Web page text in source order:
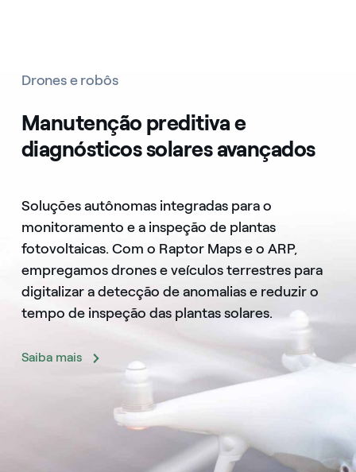
Drones e robôs
Manutenção preditiva e
diagnósticos solares avançados
Soluções autônomas integradas para o
monitoramento e a inspeção de plantas
fotovoltaicas. Com o Raptor Maps e o ARP,
empregamos drones e veículos terrestres para
digitalizar a detecção de anomalias e reduzir o
tempo de inspeção das plantas solares.
Saiba mais